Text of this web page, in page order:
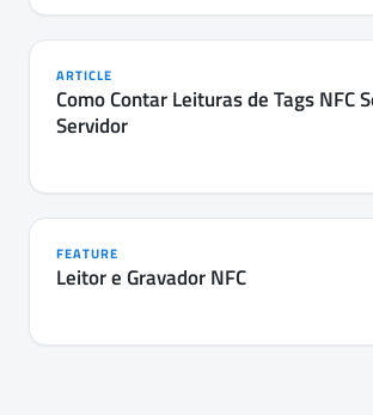
ARTICLE
Como Contar Leituras de Tags NFC
Servidor
FEATURE
Leitor e Gravador NFC